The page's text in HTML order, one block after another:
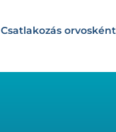
Csatlakozás orvosként